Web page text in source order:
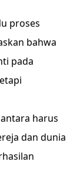
proses
bahwa
pada
harus
dan dunia